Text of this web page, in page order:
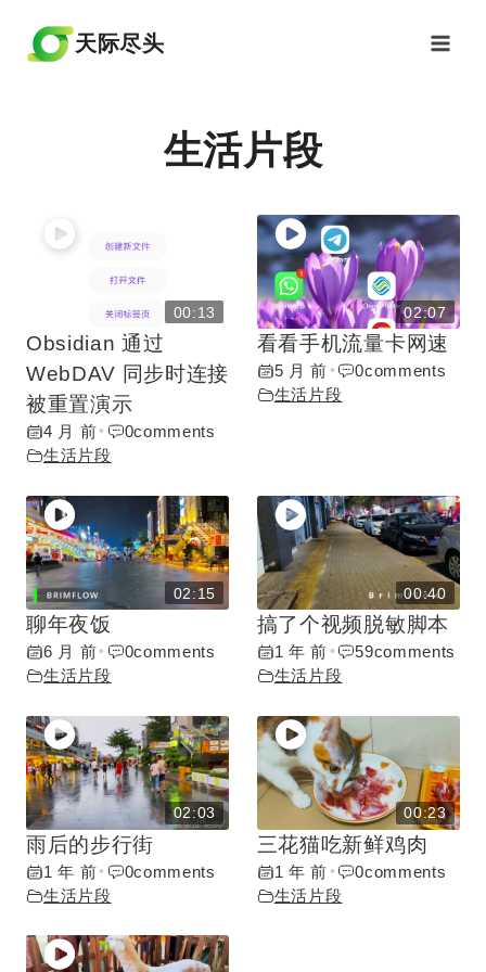
天际尽头
生活片段
00:13
Obsidian 通过
WebDAV 同步时连接
被重置演示
4 月 前 • 0comments
生活片段
02:07
看看手机流量卡网速
5 月 前 • 0comments
生活片段
02:15
聊年夜饭
6 月 前 • 0comments
生活片段
00:40
搞了个视频脱敏脚本
1 年 前 • 59comments
生活片段
02:03
雨后的步行街
1 年 前 • 0comments
生活片段
00:23
三花猫吃新鲜鸡肉
1 年 前 • 0comments
生活片段